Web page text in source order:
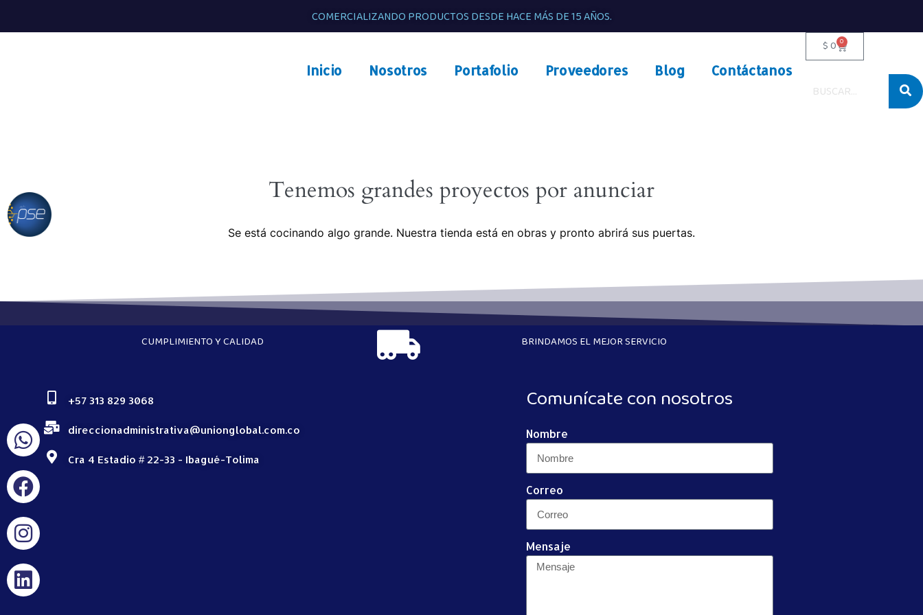
COMERCIALIZANDO PRODUCTOS DESDE HACE MÁS DE 15 AÑOS.
Inicio Nosotros Portafolio Proveedores Blog Contáctanos
$0 0
Tenemos grandes proyectos por anunciar
Se está cocinando algo grande. Nuestra tienda está en obras y pronto abrirá sus puertas.
CUMPLIMIENTO Y CALIDAD BRINDAMOS EL MEJOR SERVICIO
+57 313 829 3068
direccionadministrativa@unionglobal.com.co
Cra 4 Estadio # 22-33 - Ibagué-Tolima
Comunícate con nosotros
Nombre
Correo
Mensaje